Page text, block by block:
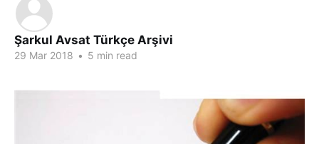
Şarkul Avsat Türkçe Arşivi
29 Mar 2018 • 5 min read